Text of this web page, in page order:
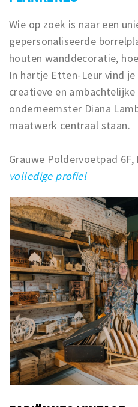
Wie op zoek is naar een
gepersonaliseerde
houten wanddecoratie,
In hartje Etten-Leur vind
creatieve en
onderneemster Diana
maatwerk centraal staan.
Grauwe Poldervoetpad
volledige profiel